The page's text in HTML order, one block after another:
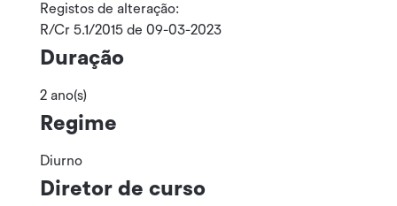
Registos de alteração:
R/Cr 5.1/2015 de 09-03-2023
Duração
2 ano(s)
Regime
Diurno
Diretor de curso